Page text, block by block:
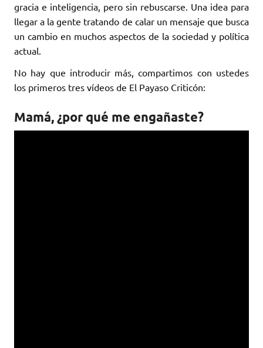
gracia e inteligencia, pero sin rebuscarse. Una idea para
llegar a la gente tratando de calar un mensaje que busca
un cambio en muchos aspectos de la sociedad y política
actual.
No hay que introducir más, compartimos con ustedes
los primeros tres vídeos de El Payaso Criticón:
Mamá, ¿por qué me engañaste?